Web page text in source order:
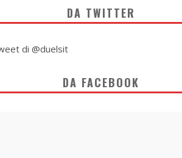
DA TWITTER
di @duelsit
DA FACEBOOK